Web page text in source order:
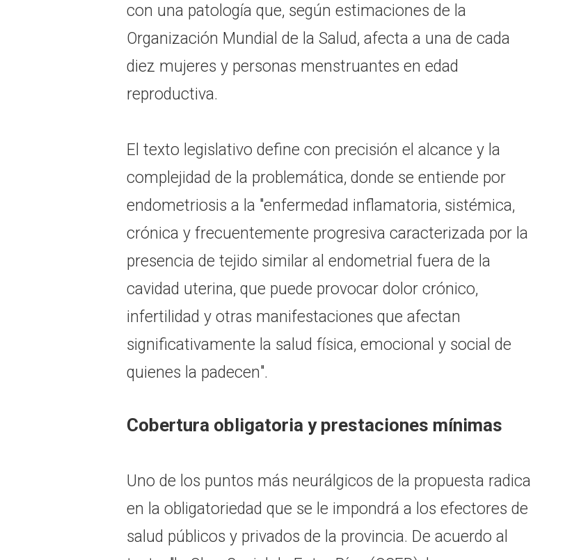
con una patología que, según estimaciones de la
Organización Mundial de la Salud, afecta a una de cada
diez mujeres y personas menstruantes en edad
reproductiva.
El texto legislativo define con precisión el alcance y la
complejidad de la problemática, donde se entiende por
endometriosis a la "enfermedad inflamatoria, sistémica,
crónica y frecuentemente progresiva caracterizada por la
presencia de tejido similar al endometrial fuera de la
cavidad uterina, que puede provocar dolor crónico,
infertilidad y otras manifestaciones que afectan
significativamente la salud física, emocional y social de
quienes la padecen".
Cobertura obligatoria y prestaciones mínimas
Uno de los puntos más neurálgicos de la propuesta radica
en la obligatoriedad que se le impondrá a los efectores de
salud públicos y privados de la provincia. De acuerdo al